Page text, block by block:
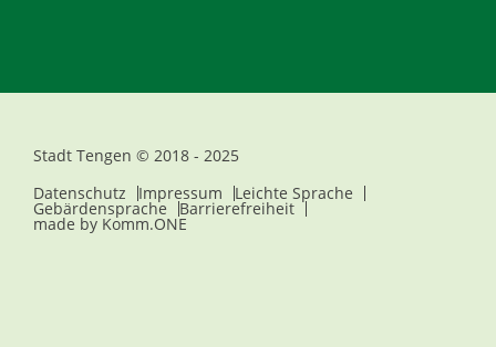
Stadt Tengen © 2018 - 2025
Datenschutz
Impressum Leichte Sprache
Gebärdensprache Barrierefreiheit
made by Komm.ONE